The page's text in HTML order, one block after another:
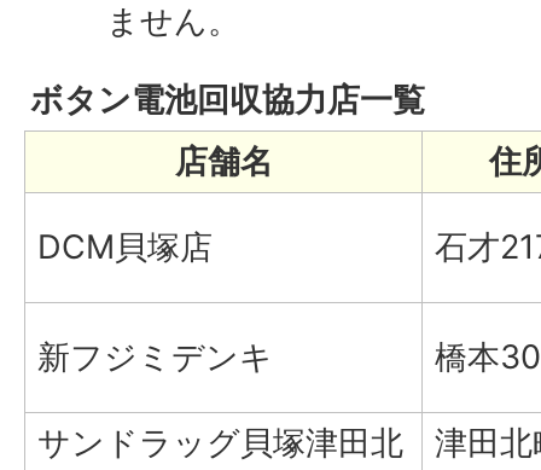
ません。
ボタン電池回収協力店一覧
店舗名
住
DCM貝塚店 石才
新フジミデンキ 橋本
サンドラッグ貝塚津田北
津田